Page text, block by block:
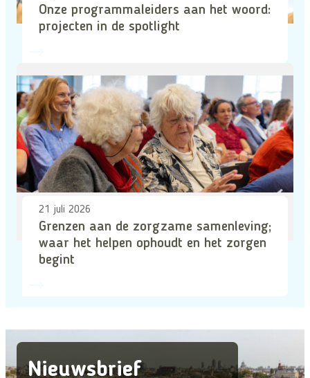
Onze programmaleiders aan het woord:
projecten in de spotlight
21 juli 2026
Grenzen aan de zorgzame samenleving;
waar het helpen ophoudt en het zorgen
begint
Nieuwsbrief